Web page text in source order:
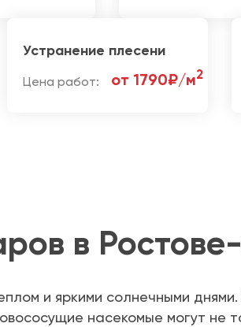
Устранение плесени
Цена работ: от 1790₽/м2
в
и яркими солнечными
насекомые могут не